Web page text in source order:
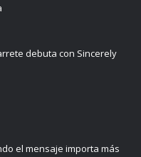
debuta con Sincerely
el mensaje importa más